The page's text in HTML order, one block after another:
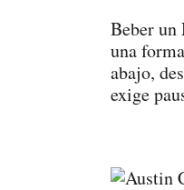
Beber un
una
abajo,
exige